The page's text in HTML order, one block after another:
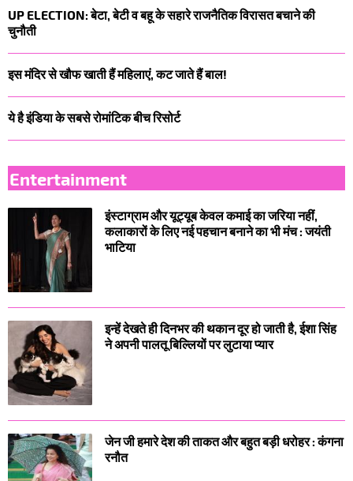
UP ELECTION: बेटा, बेटी व बहू के सहारे राजनैतिक विरासत बचाने की
चुनौती
इस मंदिर से खौफ खाती हैं महिलाएं, कट जाते हैं बाल!
ये है इंडिया के सबसे रोमांटिक बीच रिसोर्ट
Entertainment
इंस्टाग्राम और यूट्यूब केवल कमाई का जरिया नहीं,
कलाकारों के लिए नई पहचान बनाने का भी मंच : जयंती
भाटिया
इन्हें देखते ही दिनभर की थकान दूर हो जाती है, ईशा सिंह
ने अपनी पालतू बिल्लियों पर लुटाया प्यार
जेन जी हमारे देश की ताकत और बहुत बड़ी धरोहर : कंगना
रनौत